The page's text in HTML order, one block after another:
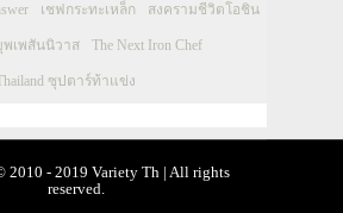
เชฟกระทะเหล็ก สงครามชีวิตโอชิน
พเพสันนิวาส The Next Iron Chef
Thailand ซุปตาร์ท้าแข่ง
2010 - 2019 Variety Th | All rights
reserved.